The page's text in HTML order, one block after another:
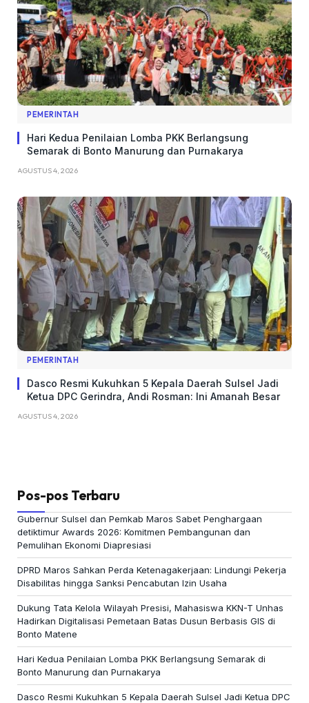
PEMERINTAH
Hari Kedua Penilaian Lomba PKK Berlangsung
Semarak di Bonto Manurung dan Purnakarya
AGUSTUS 4, 2026
PEMERINTAH
Dasco Resmi Kukuhkan 5 Kepala Daerah Sulsel Jadi
Ketua DPC Gerindra, Andi Rosman: Ini Amanah Besar
AGUSTUS 4, 2026
Pos-pos Terbaru
Gubernur Sulsel dan Pemkab Maros Sabet Penghargaan
detiktimur Awards 2026: Komitmen Pembangunan dan
Pemulihan Ekonomi Diapresiasi
DPRD Maros Sahkan Perda Ketenagakerjaan: Lindungi Pekerja
Disabilitas hingga Sanksi Pencabutan Izin Usaha
Dukung Tata Kelola Wilayah Presisi, Mahasiswa KKN-T Unhas
Hadirkan Digitalisasi Pemetaan Batas Dusun Berbasis GIS di
Bonto Matene
Hari Kedua Penilaian Lomba PKK Berlangsung Semarak di
Bonto Manurung dan Purnakarya
Dasco Resmi Kukuhkan 5 Kepala Daerah Sulsel Jadi Ketua DPC